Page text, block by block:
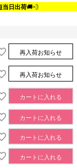
当日出荷🚚💨
再入荷お知らせ
再入荷お知らせ
カートに入れる
カートに入れる
カートに入れる
カートに入れる